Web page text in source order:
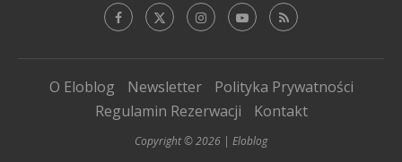
O Eloblog Newsletter
Polityka Prywatności
Regulamin Rezerwacji
Kontakt
Copyright © 2026 | Eloblog